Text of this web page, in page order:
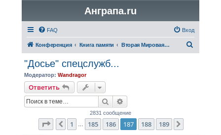
Анграпа.ru
FAQ Вход
Конференция Книга памяти Вторая Мировая война
"Досье" спецслужб...
Модератор: Wandragor
Ответить
Поиск
2831 сообщение
Страница 187из 189
Пред.
1 185 186 187 188 189